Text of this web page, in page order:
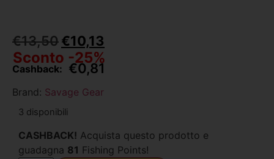
€13,50€10,13
Sconto -25%
Cashback: €0,81
Brand: Savage Gear
3 disponibili
CASHBACK! Acquista questo prodotto e
guadagna 81 Fishing Points!